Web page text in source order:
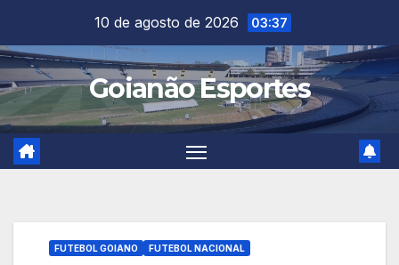
content
10 de agosto de 2026 03:37
Goianão Esportes
FUTEBOL GOIANO FUTEBOL NACIONAL